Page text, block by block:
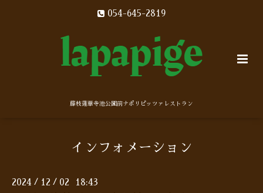
054-645-2819
藤枝蓮華寺池公園前ナポリピッツァレストラン
インフォメーション
2024 / 12 / 02 18:43